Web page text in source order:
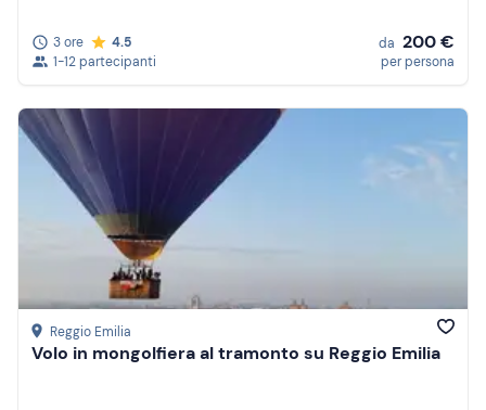
3 ore
4.5
1-12 partecipanti
da 200 €
per persona
Reggio Emilia
Volo in mongolfiera al tramonto su Reggio Emilia